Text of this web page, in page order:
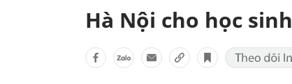
Hà Nội cho học